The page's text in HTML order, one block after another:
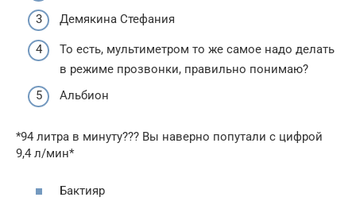
Демякина Стефания
То есть, мультиметром то же самое надо делать
в режиме прозвонки, правильно понимаю?
Альбион
*94 литра в минуту??? Вы наверно попутали с цифрой
9,4 л/мин*
Бактияр